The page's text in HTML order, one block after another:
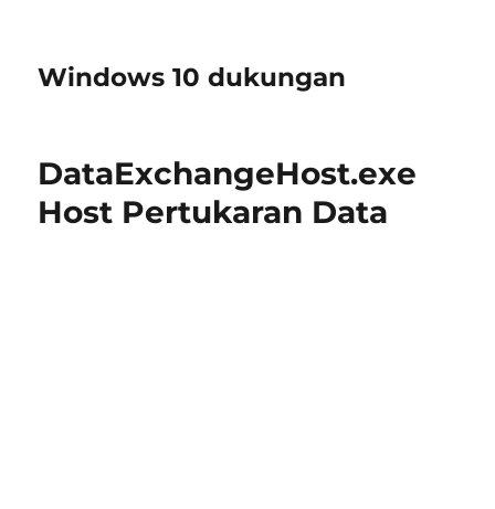
Windows 10 dukungan
DataExchangeHost.exe
Host Pertukaran Data